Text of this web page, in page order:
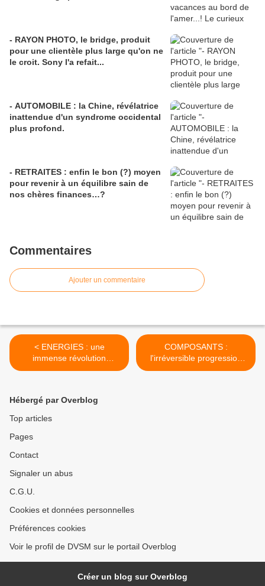
- RAYON PHOTO, le bridge, produit
pour une clientèle plus large qu'on ne
le croit. Sony l'a refait...
- AUTOMOBILE : la Chine, révélatrice
inattendue d'un syndrome occidental
plus profond.
- RETRAITES : enfin le bon (?) moyen
pour revenir à un équilibre sain de
nos chères finances…?
Commentaires
Ajouter un commentaire
< ENERGIES : une
immense révolution
amorcée pour les
COMPOSANTS :
l'irréversible progression
musclée des industriels
Hébergé par Overblog
Top articles
Pages
Contact
Signaler un abus
C.G.U.
Cookies et données personnelles
Préférences cookies
Voir le profil de DVSM sur le portail Overblog
Créer un blog sur Overblog